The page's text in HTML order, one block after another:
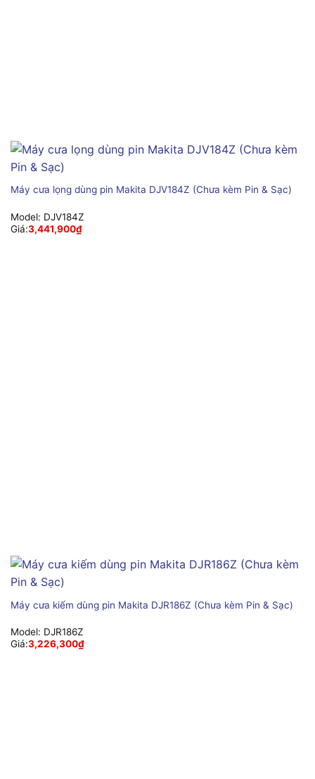
Máy cưa lọng dùng pin Makita DJV184Z (Chưa kèm Pin & Sạc)
Model: DJV184Z
Giá:3,441,900₫
Máy cưa kiếm dùng pin Makita DJR186Z (Chưa kèm Pin & Sạc)
Model: DJR186Z
Giá:3,226,300₫